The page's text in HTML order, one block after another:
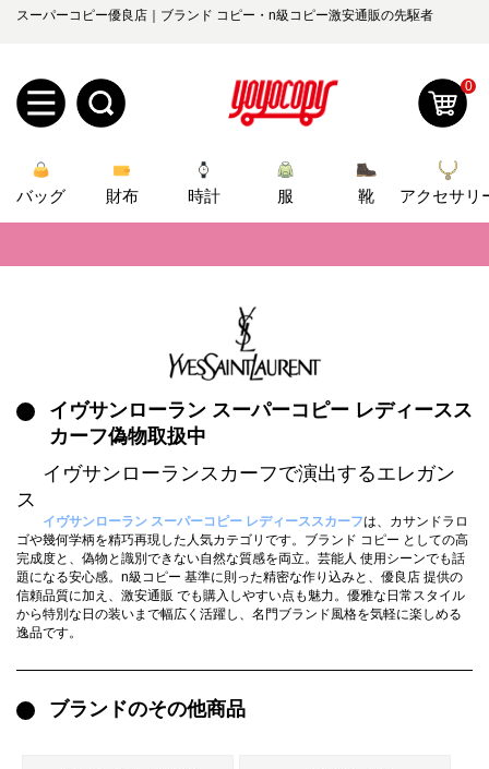
スーパーコピー優良店｜ブランド コピー・n級コピー激安通販の先駆者
規
録
ロ
ー
ー
管
理
お
ら
せ
yoyocopys@gmail.com
2026人気特集
バッグ
財布
時計
服
ズボン
衣装セット
靴
住まい用品
アクセサリー
ベルト
スカーフ
アイフォーンケ
ース
小物
最
0
バッグ 財布 時計 服 靴 アクセサリ
新作入荷！ルイ・ヴィトンスーパーコピー バッグ最新モデルが登場。
当店は正真正銘のn級スーパーコピーのみ取扱い。最高品質の再現度を
2026春の新作続々更新中！期間中のご注文でお得な割引をご利用いただ
新作入荷！ルイ・ヴィトンスーパーコピー バッグ最新モデルが登場。
イヴサンローラン スーパーコピー レディースス
カーフ偽物取扱中
イヴサンローランスカーフで演出するエレガン
ス
イヴサンローラン スーパーコピー レディーススカーフは、カサンドラロ
ゴや幾何学柄を精巧再現した人気カテゴリです。ブランド コピー としての高
完成度と、偽物と識別できない自然な質感を両立。芸能人 使用シーンでも話
題になる安心感。n級コピー 基準に則った精密な作り込みと、優良店 提供の
信頼品質に加え、激安通販 でも購入しやすい点も魅力。優雅な日常スタイル
から特別な日の装いまで幅広く活躍し、名門ブランド風格を気軽に楽しめる
逸品です。
ブランドのその他商品